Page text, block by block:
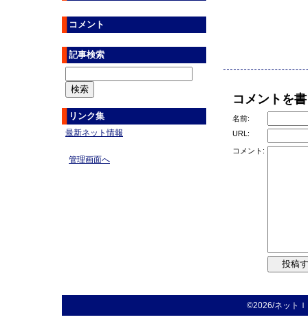
コメントを
名前:
URL:
コメント:
コメント
記事検索
リンク集
最新ネット情報
管理画面へ
©2026/ネット